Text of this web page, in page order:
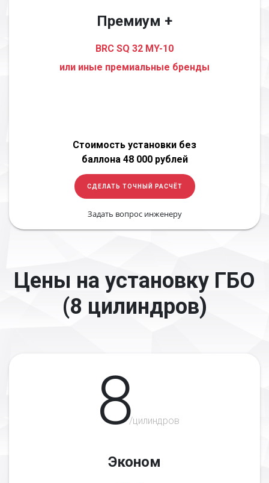
Премиум +
BRC SQ 32 MY-10
или иные премиальные бренды
Стоимость установки без
баллона 48 000 рублей
СДЕЛАТЬ ТОЧНЫЙ РАСЧЁТ
Задать вопрос инженеру
Цены на установку ГБО
(8 цилиндров)
8/цилиндров
Эконом